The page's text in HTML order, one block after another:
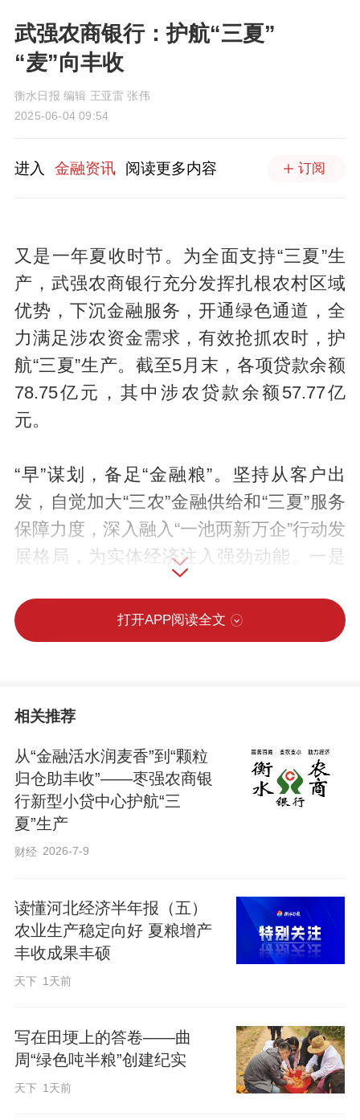
武强农商银行：护航“三夏”
“麦”向丰收
衡水日报 编辑 王亚雷 张伟
2025-06-04 09:54
进入 金融资讯 阅读更多内容 订阅
又是一年夏收时节。为全面支持“三夏”生
产，武强农商银行充分发挥扎根农村区域
优势，下沉金融服务，开通绿色通道，全
力满足涉农资金需求，有效抢抓农时，护
航“三夏”生产。截至5月末，各项贷款余额
78.75亿元，其中涉农贷款余额57.77亿
元。
“早”谋划，备足“金融粮”。坚持从客户出
发，自觉加大“三农”金融供给和“三夏”服务
保障力度，深入融入“一池两新万企”行动发
展格局，为实体经济注入强劲动能。一是
把金融支持“三夏”生产工作纳入全年重点，
以新“双基”、“新三信”为抓手，建立健全网
格营销工作机制，细分客户群体、细化“三
条件，建立限时办结工作机制，让业务流
程更加便捷、高效、透明。根据网点所在
地农情、民情细分指标，实行“一户一策”，
加强客户关系管理和金融业务营销。三是
组织召开工作会议，制定“三夏”金融服务工
作方案，建立班子包片、部室经理分包网
慢网点现场督导，并要求各网点提前对接
沟通，对粮食重点客户和优质项目优先办
理，发放收储量客户和粮食加工企业贷款4
“快”投放，守护“希望田”。“三夏”期间，往
来现金量大、业务频繁，在做好信贷供给
打开APP阅读全文
相关推荐
从“金融活水润麦香”到“颗粒
归仓助丰收”——枣强农商银
行新型小贷中心护航“三
夏”生产
财经 2026-7-9
读懂河北经济半年报（五）
农业生产稳定向好 夏粮增产
丰收成果丰硕
天下 1天前
写在田埂上的答卷——曲
周“绿色吨半粮”创建纪实
天下 1天前